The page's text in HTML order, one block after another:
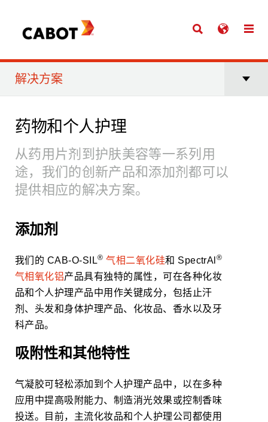
解决方案
药物和个人护理
从药用片剂到护肤美容等一系列用
途，我们的创新产品和添加剂都可以
提供相应的解决方案。
添加剂
我们的 CAB-O-SIL® 气相二氧化硅和 SpectrAl ®
气相氧化铝产品具有独特的属性，可在各种化妆
品和个人护理产品中用作关键成分，包括止汗
剂、头发和身体护理产品、化妆品、香水以及牙
科产品。
吸附性和其他特性
气凝胶可轻松添加到个人护理产品中，以在多种
应用中提高吸附能力、制造消光效果或控制香味
投送。目前，主流化妆品和个人护理公司都使用